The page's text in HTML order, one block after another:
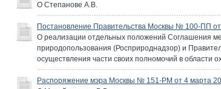
О Степанове А.В.
Постановление Правительства Москвы № 100-ПП
О реализации отдельных положений Соглашения
природопользования (Росприроднадзор) и
осуществления части своих полномочий в области
Распоряжение мэра Москвы № 151-РМ от 4 марта